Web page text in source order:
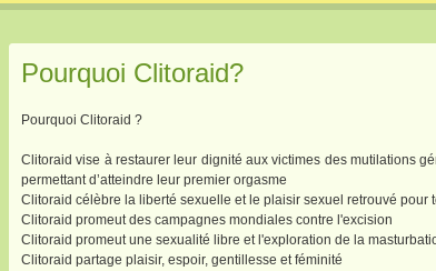
Pourquoi Clitoraid?
Pourquoi Clitoraid ?
Clitoraid vise à restaurer leur dignité aux victimes des mutilations
permettant d’atteindre leur premier orgasme
Clitoraid célèbre la liberté sexuelle et le plaisir sexuel retrouvé pour
Clitoraid promeut des campagnes mondiales contre l'excision
Clitoraid promeut une sexualité libre et l'exploration de la
Clitoraid partage plaisir, espoir, gentillesse et féminité